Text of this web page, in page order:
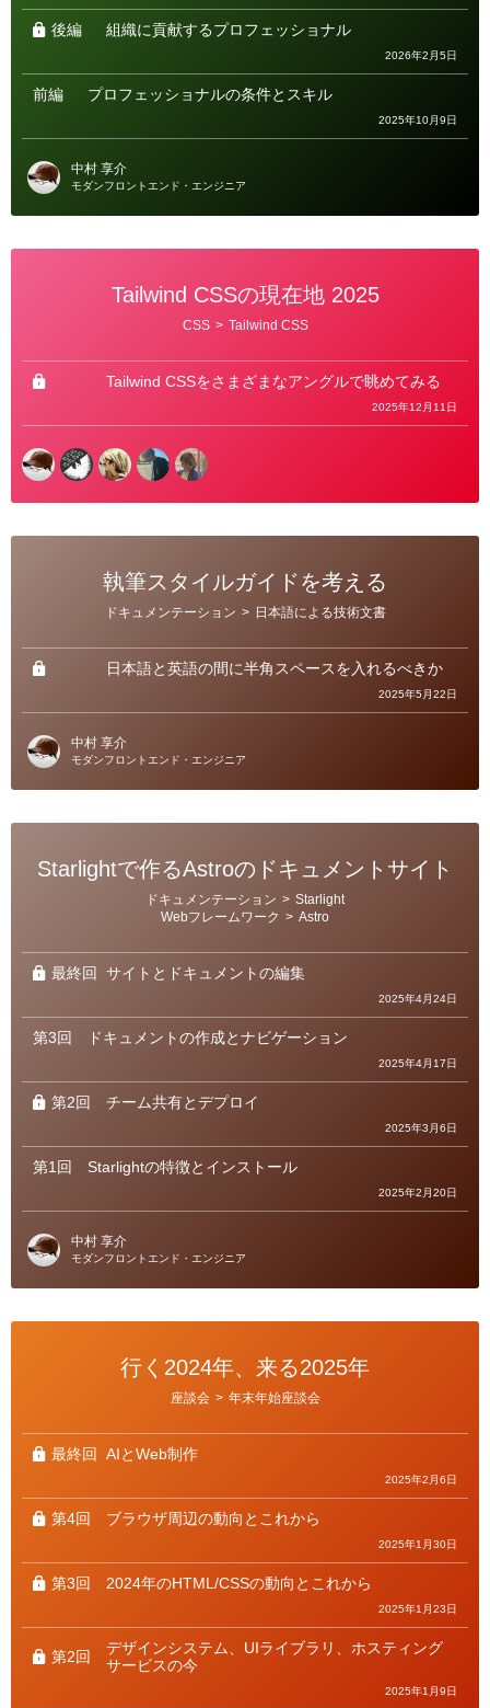
リ
ー
後編 組織に貢献するプロフェッショナル
2026年2月5日
前編 プロフェッショナルの条件とスキル
2025年10月9日
中村 享介
モダンフロントエンド・エンジニア
Tailwind CSSの現在地 2025
リ
ー
CSS > Tailwind CSS
Tailwind CSSをさまざまなアングルで眺めてみる
2025年12月11日
執筆スタイルガイドを考える
リ
ー
ドキュメンテーション > 日本語による技術文書
日本語と英語の間に半角スペースを入れるべきか
2025年5月22日
中村 享介
モダンフロントエンド・エンジニア
Starlightで作るAstroのドキュメントサイト
ー
ドキュメンテーション > Starlight
Webフレームワーク > Astro
最終回 サイトとドキュメントの編集
2025年4月24日
第3回 ドキュメントの作成とナビゲーション
2025年4月17日
第2回 チーム共有とデプロイ
2025年3月6日
第1回 Starlightの特徴とインストール
2025年2月20日
中村 享介
モダンフロントエンド・エンジニア
行く2024年、来る2025年
リ
ー
座談会 > 年末年始座談会
最終回 AIとWeb制作
2025年2月6日
第4回 ブラウザ周辺の動向とこれから
2025年1月30日
第3回 2024年のHTML/CSSの動向とこれから
2025年1月23日
第2回
デザインシステム、UIライブラリ、ホスティング
サービスの今
2025年1月9日